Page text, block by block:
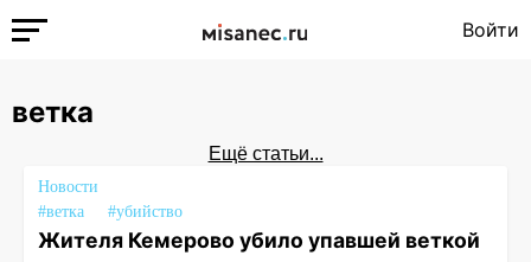
Войти
ветка
Ещё статьи...
Новости
#ветка
#убийство
Жителя Кемерово убило упавшей веткой